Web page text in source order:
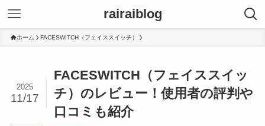
rairaiblog
ホーム FACESWITCH（フェイススイッチ）
FACESWITCH（フェイススイッ
チ）のレビュー！使用者の評判や
口コミも紹介
2025
11/17